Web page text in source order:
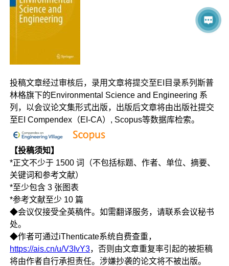
投稿文章经过审核后，录用文章将提交至EI目录系列斯普
林格旗下的Environmental Science and Engineering 系
列，以会议论文集形式出版，出版后文章将由出版社提交
至EI Compendex（EI-CA）, Scopus等数据库检索。
【投稿须知】
*正文不少于 1500 词（不包括标题、作者、单位、摘要、
关键词和参考文献）
*至少包含 3 张图表
*参考文献至少 10 篇
◆会议仅接受全英稿件。如需翻译服务，请联系会议秘书
处。
◆作者可通过iThenticate系统自费查重，
https://ais.cn/u/V3IvY3，否则由文章重复率引起的被拒稿
将由作者自行承担责任。涉嫌抄袭的论文将不被出版。